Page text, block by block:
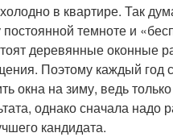
в квартире. Так
темноте и
деревянные
Поэтому каждый год
окна на зиму, ведь
однако сначала надо
кандидата.